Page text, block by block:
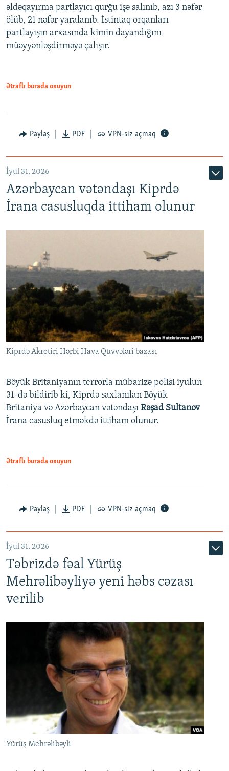
əldəqayırma partlayıcı qurğu işə salınıb, azı 3 nəfər
ölüb, 21 nəfər yaralanıb. İstintaq orqanları
partlayışın arxasında kimin dayandığını
müəyyənləşdirməyə çalışır.
Ətraflı burada oxuyun
Paylaş PDF VPN-siz açmaq
İyul 31, 2026
Azərbaycan vətəndaşı Kiprdə
İrana casusluqda ittiham olunur
Kiprdə Akrotiri Hərbi Hava Qüvvələri bazası
Böyük Britaniyanın terrorla mübarizə polisi iyulun
31-də bildirib ki, Kiprdə saxlanılan Böyük
Britaniya və Azərbaycan vətəndaşı Rəşad Sultanov
İrana casusluq etməkdə ittiham olunur.
Ətraflı burada oxuyun
Paylaş PDF VPN-siz açmaq
İyul 31, 2026
Təbrizdə fəal Yürüş
Mehrəlibəyliyə yeni həbs cəzası
verilib
Yürüş Mehrəlibəyli